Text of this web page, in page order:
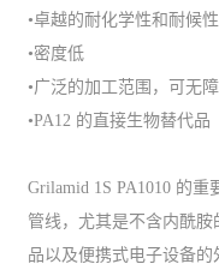
•卓越的耐化学性和耐候性
•密度低
•广泛的加工范围，可无
•PA12 的直接生物替代品
Grilamid 1S PA1010 的
管线，尤其是不含内酰
品以及便携式电子设备的